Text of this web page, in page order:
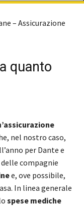
– Assicurazione
quanto
nel nostro caso,
per Dante e
compagnie
e, ove possibile,
In linea generale
spese mediche